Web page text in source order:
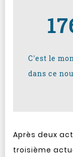
C'est le
dans ce
Après deux
troisième